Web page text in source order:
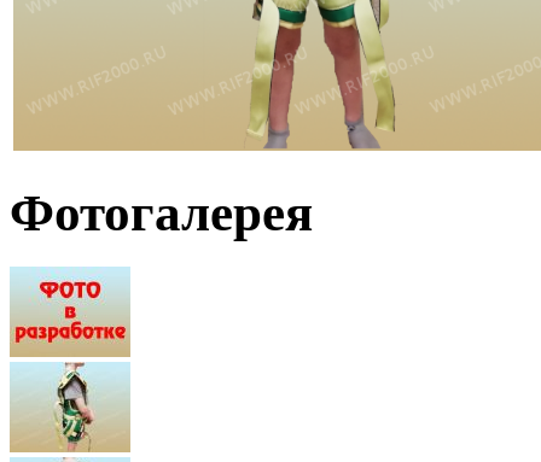
Фотогалерея